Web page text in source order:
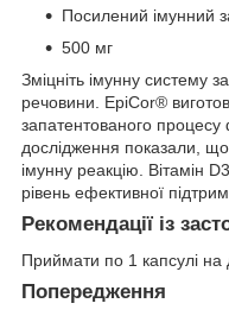
Посилений імунний
500 мг
Зміцніть імунну систему
речовини. EpiCor®
запатентованого процесу
дослідження показали, що
імунну реакцію. Вітамін
рівень ефективної
Рекомендації із
Приймати по 1 капсулі на
Попередження